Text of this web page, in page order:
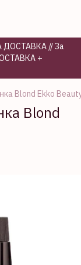
ДОСТАВКА // За
+
Blond Ekko
Blond